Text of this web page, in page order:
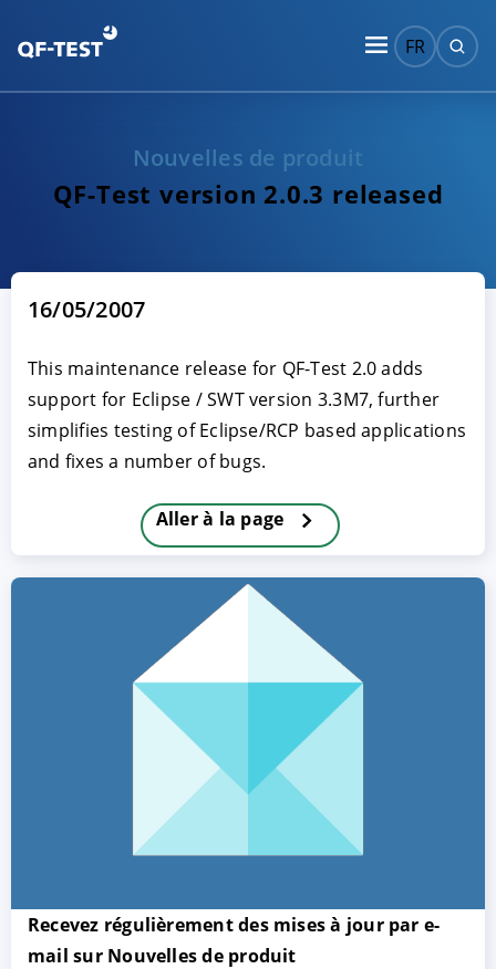
FR
Nouvelles de produit
QF-Test version 2.0.3 released
16/05/2007
This maintenance release for QF-Test 2.0 adds
support for Eclipse / SWT version 3.3M7, further
simplifies testing of Eclipse/RCP based applications
and fixes a number of bugs.
Aller à la page
Recevez régulièrement des mises à jour par e-
mail sur Nouvelles de produit
PARAMETRER
Mentions légales Protection des données